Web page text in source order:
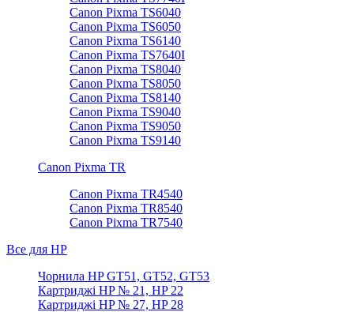
Canon Pixma TS6040
Canon Pixma TS6050
Canon Pixma TS6140
Canon Pixma TS7640I
Canon Pixma TS8040
Canon Pixma TS8050
Canon Pixma TS8140
Canon Pixma TS9040
Canon Pixma TS9050
Canon Pixma TS9140
Canon Pixma TR
Canon Pixma TR4540
Canon Pixma TR8540
Canon Pixma TR7540
Все для HP
Чорнила HP GT51, GT52, GT53
Картриджі HP № 21, HP 22
Картриджі HP № 27, HP 28